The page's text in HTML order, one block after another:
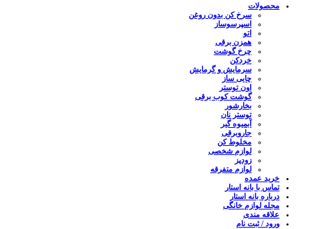
محصولات
سرخ کن بدون روغن
اسپرسوساز
اتو
همزن برقی
چرخ گوشت
خردکن
سرمایش و گرمایش
چایی ساز
اون توستر
گوشت کوب برقی
بخارشور
توستر نان
آبمیوه گیر
جاروبرقی
مخلوط کن
لوازم شخصی
زودپز
لوازم متفرقه
خرید عمده
تماس با بانه استار
درباره بانه استار
مجله لوازم خانگی
علاقه مندی
ورود / ثبت نام